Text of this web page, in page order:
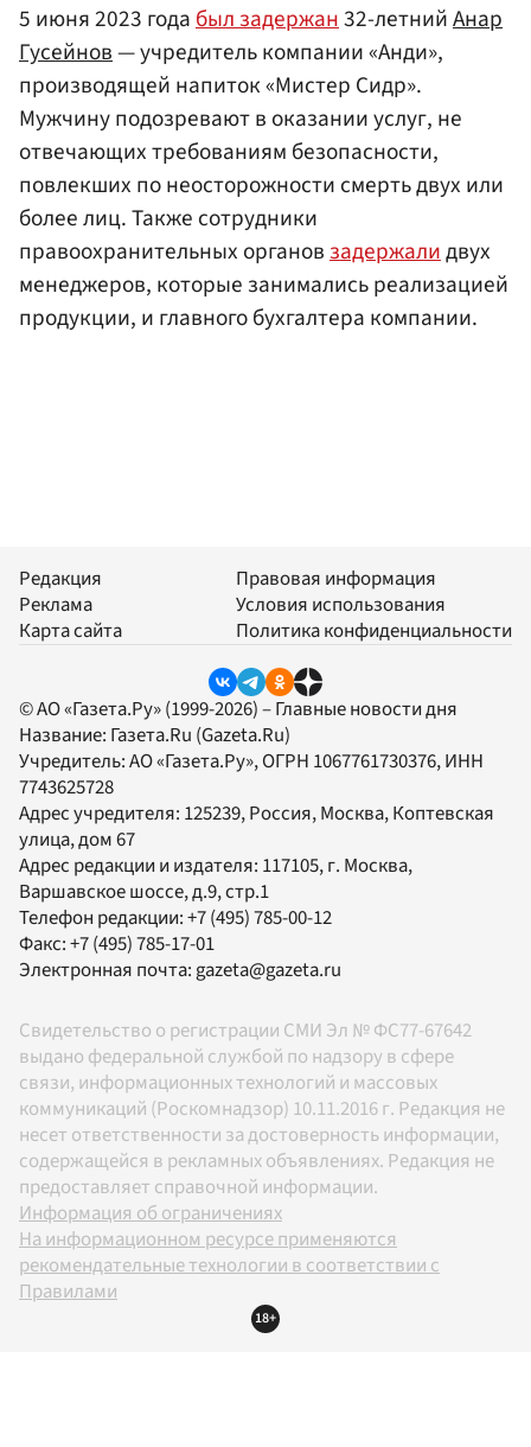
5 июня 2023 годабыл задержан32-летнийАнар
Гусейнов— учредитель компании «Анди»,
производящей напиток «Мистер Сидр».
Мужчину подозревают в оказании услуг, не
отвечающих требованиям безопасности,
повлекших по неосторожности смерть двух или
более лиц. Также сотрудники
правоохранительных органовзадержалидвух
менеджеров, которые занимались реализацией
продукции, и главного бухгалтера компании.
Редакция
Реклама
Карта сайта
Правовая информация
Условия использования
Политика конфиденциальности
© АО «Газета.Ру» (1999-2026) – Главные новости дня
Название: Газета.Ru (Gazeta.Ru)
Учредитель:АО «Газета.Ру», ОГРН 1067761730376, ИНН
7743625728
Адрес учредителя: 125239, Россия, Москва, Коптевская
улица, дом 67
Адрес редакции и издателя: 117105, г. Москва,
Варшавское шоссе, д.9, стр.1
Телефон редакции:+7 (495) 785-00-12
Факс:+7 (495) 785-17-01
Электронная почта:gazeta@gazeta.ru
Свидетельство о регистрации СМИ Эл № ФС77-67642
выдано федеральной службой по надзору в сфере
связи, информационных технологий и массовых
коммуникаций (Роскомнадзор) 10.11.2016 г. Редакция не
несет ответственности за достоверность информации,
содержащейся в рекламных объявлениях. Редакция не
предоставляет справочной информации.
Информация об ограничениях
На информационном ресурсе применяются
рекомендательные технологии в соответствии с
Правилами
18+